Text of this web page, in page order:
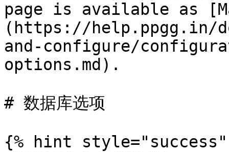
page is available as
(https://help.ppgg.in/
and-configure/
options.md).
# 数据库选项
{% hint style="success"